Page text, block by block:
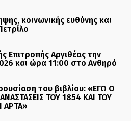
κοινωνικής ευθύνης και
Επιτροπής Αργιθέας την
και ώρα 11:00 στο Ανθηρό
του βιβλίου: «ΕΓΩ Ο
ΤΟΥ 1854 ΚΑΙ ΤΟΥ
ΑΡΤΑ»